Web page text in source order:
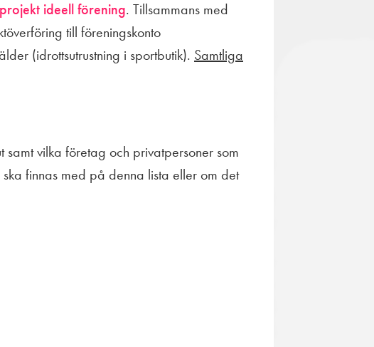
ideell förening. Tillsammans med
till föreningskonto
(idrottsutrustning i sportbutik). Samtliga
vilka företag och privatpersoner som
finnas med på denna lista eller om det